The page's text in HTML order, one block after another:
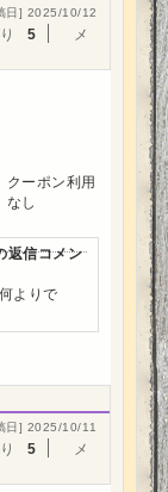
日] 2025/10/12
5
メ
クーポン利用
なし
返信コメン
よりで
日] 2025/10/11
5
メ